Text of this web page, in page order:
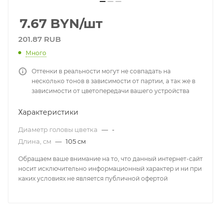
7.67 BYN/шт
201.87 RUB
Много
Оттенки в реальности могут не совпадать на
несколько тонов в зависимости от партии, а так же в
зависимости от цветопередачи вашего устройства
Характеристики
Диаметр головы цветка — -
Длина, см — 105 см
Обращаем ваше внимание на то, что данный интернет-сайт
носит исключительно информационный характер и ни при
каких условиях не является публичной офертой